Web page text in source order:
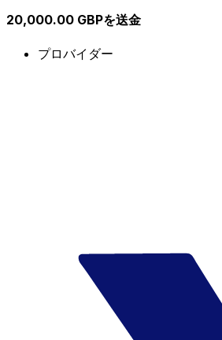
20,000.00 GBPを送金
プロバイダー